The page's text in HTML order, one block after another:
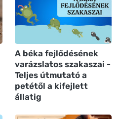
A béka fejlődésének
varázslatos szakaszai -
Teljes útmutató a
petétől a kifejlett
állatig